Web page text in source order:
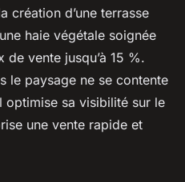
création d’une terrasse
haie végétale soignée
de vente jusqu’à 15 %.
le paysage ne se contente
optimise sa visibilité sur le
une vente rapide et